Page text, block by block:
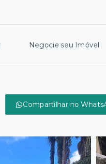
Negocie seu Imóvel
Compartilhar no